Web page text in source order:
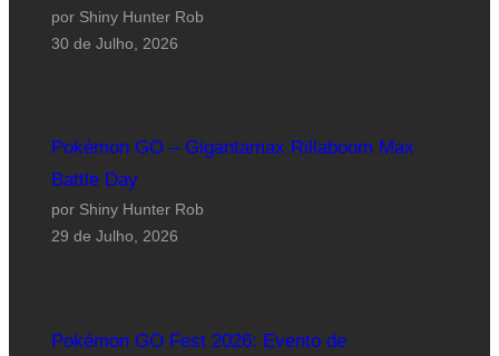
por Shiny Hunter Rob
30 de Julho, 2026
Pokémon GO – Gigantamax Rillaboom Max
Battle Day
por Shiny Hunter Rob
29 de Julho, 2026
Pokémon GO Fest 2026: Evento de